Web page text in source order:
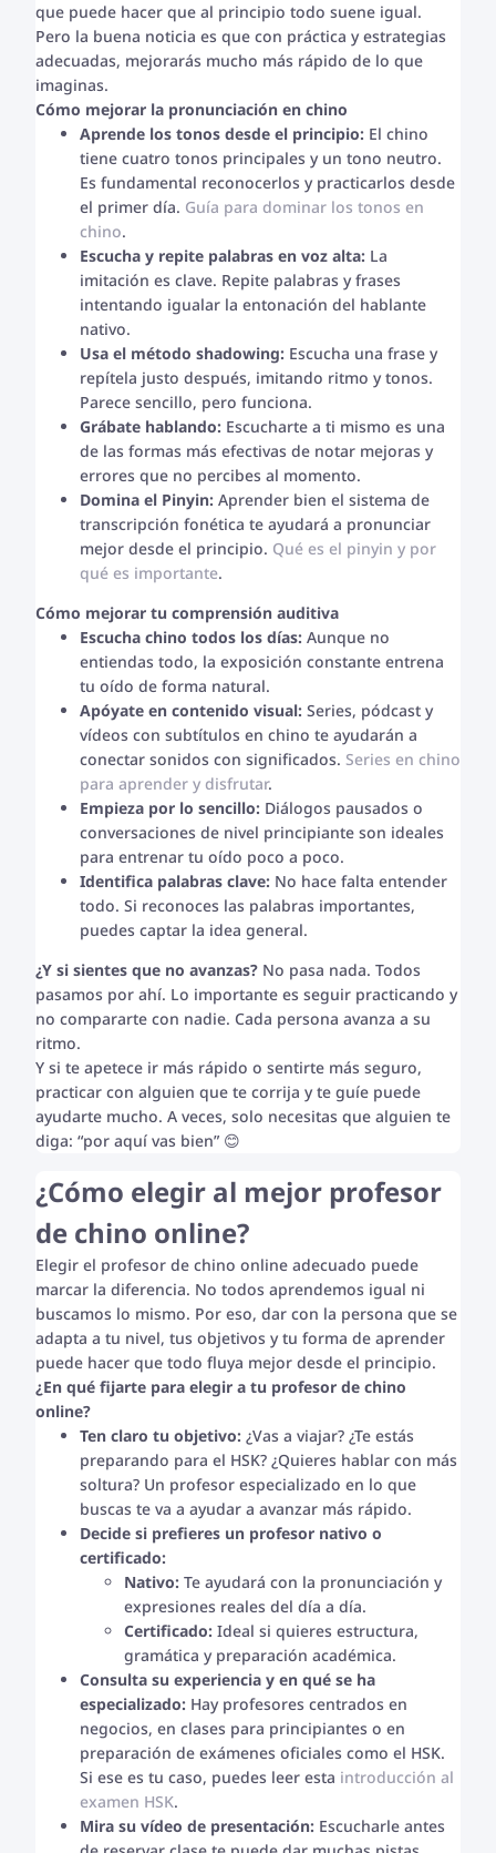
que puede hacer que al principio todo suene igual.
Pero la buena noticia es que con práctica y estrategias
adecuadas, mejorarás mucho más rápido de lo que
imaginas.
Cómo mejorar la pronunciación en chino
Aprende los tonos desde el principio: El chino
tiene cuatro tonos principales y un tono neutro.
Es fundamental reconocerlos y practicarlos desde
el primer día. Guía para dominar los tonos en
chino.
Escucha y repite palabras en voz alta: La
imitación es clave. Repite palabras y frases
intentando igualar la entonación del hablante
nativo.
Usa el método shadowing: Escucha una frase y
repítela justo después, imitando ritmo y tonos.
Parece sencillo, pero funciona.
Grábate hablando: Escucharte a ti mismo es una
de las formas más efectivas de notar mejoras y
errores que no percibes al momento.
Domina el Pinyin: Aprender bien el sistema de
transcripción fonética te ayudará a pronunciar
mejor desde el principio. Qué es el pinyin y por
qué es importante.
Cómo mejorar tu comprensión auditiva
Escucha chino todos los días: Aunque no
entiendas todo, la exposición constante entrena
tu oído de forma natural.
Apóyate en contenido visual: Series, pódcast y
vídeos con subtítulos en chino te ayudarán a
conectar sonidos con significados. Series en chino
para aprender y disfrutar.
Empieza por lo sencillo: Diálogos pausados o
conversaciones de nivel principiante son ideales
para entrenar tu oído poco a poco.
Identifica palabras clave: No hace falta entender
todo. Si reconoces las palabras importantes,
puedes captar la idea general.
¿Y si sientes que no avanzas? No pasa nada. Todos
pasamos por ahí. Lo importante es seguir practicando y
no compararte con nadie. Cada persona avanza a su
ritmo.
Y si te apetece ir más rápido o sentirte más seguro,
practicar con alguien que te corrija y te guíe puede
ayudarte mucho. A veces, solo necesitas que alguien te
diga: “por aquí vas bien” 😊
¿Cómo elegir al mejor profesor
de chino online?
Elegir el profesor de chino online adecuado puede
marcar la diferencia. No todos aprendemos igual ni
buscamos lo mismo. Por eso, dar con la persona que se
adapta a tu nivel, tus objetivos y tu forma de aprender
puede hacer que todo fluya mejor desde el principio.
¿En qué fijarte para elegir a tu profesor de chino
online?
Ten claro tu objetivo: ¿Vas a viajar? ¿Te estás
preparando para el HSK? ¿Quieres hablar con más
soltura? Un profesor especializado en lo que
buscas te va a ayudar a avanzar más rápido.
Decide si prefieres un profesor nativo o
certificado:
Nativo: Te ayudará con la pronunciación y
expresiones reales del día a día.
Certificado: Ideal si quieres estructura,
gramática y preparación académica.
Consulta su experiencia y en qué se ha
especializado: Hay profesores centrados en
negocios, en clases para principiantes o en
preparación de exámenes oficiales como el HSK.
Si ese es tu caso, puedes leer esta introducción al
examen HSK.
Mira su vídeo de presentación: Escucharle antes